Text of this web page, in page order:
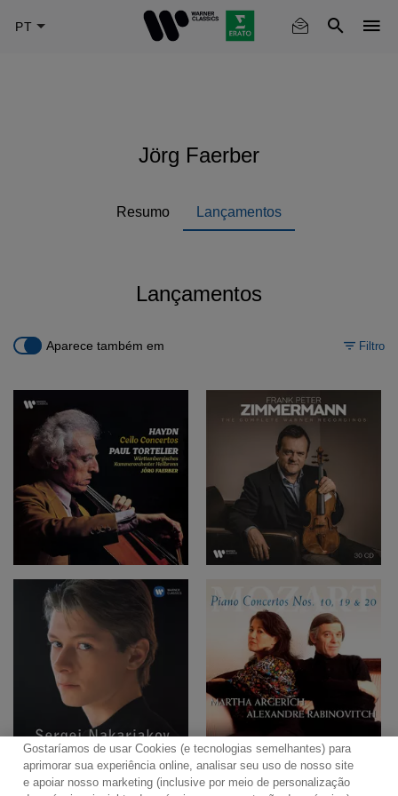
Jörg Faerber
Resumo Lançamentos
Lançamentos
Aparece também em Filtro
Gostaríamos de usar Cookies (e tecnologias semelhantes) para
aprimorar sua experiência online, analisar seu uso de nosso site
e apoiar nosso marketing (inclusive por meio de personalização